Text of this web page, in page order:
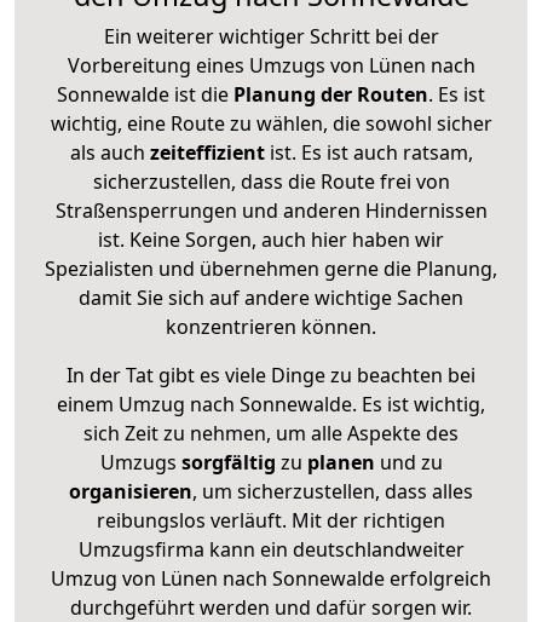
Ein weiterer wichtiger Schritt bei der
Vorbereitung eines Umzugs von Lünen nach
Sonnewalde ist die Planung der Routen. Es ist
wichtig, eine Route zu wählen, die sowohl sicher
als auch zeiteffizientist. Es ist auch ratsam,
sicherzustellen, dass die Route frei von
Straßensperrungen und anderen Hindernissen
ist. Keine Sorgen, auch hier haben wir
Spezialisten und übernehmen gerne die Planung,
damit Sie sich auf andere wichtige Sachen
konzentrieren können.
In der Tat gibt es viele Dinge zu beachten bei
einem Umzug nach Sonnewalde. Es ist wichtig,
sich Zeit zu nehmen, um alle Aspekte des
Umzugs sorgfältig zu planen und zu
organisieren, um sicherzustellen, dass alles
reibungslos verläuft. Mit der richtigen
Umzugsfirma kann ein deutschlandweiter
Umzug von Lünen nach Sonnewalde erfolgreich
durchgeführt werden und dafür sorgen wir.